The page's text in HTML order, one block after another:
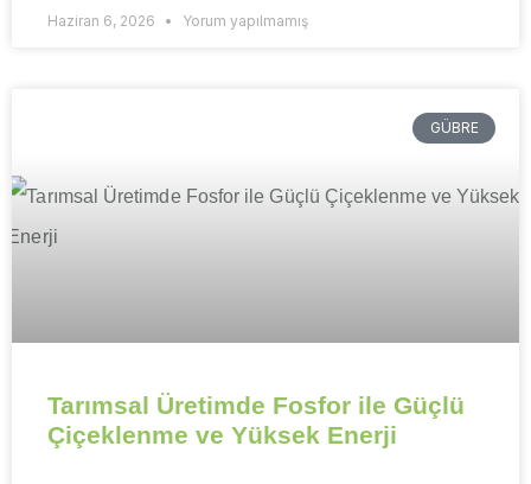
Haziran 6, 2026 Yorum yapılmamış
GÜBRE
Tarımsal Üretimde Fosfor ile Güçlü
Çiçeklenme ve Yüksek Enerji